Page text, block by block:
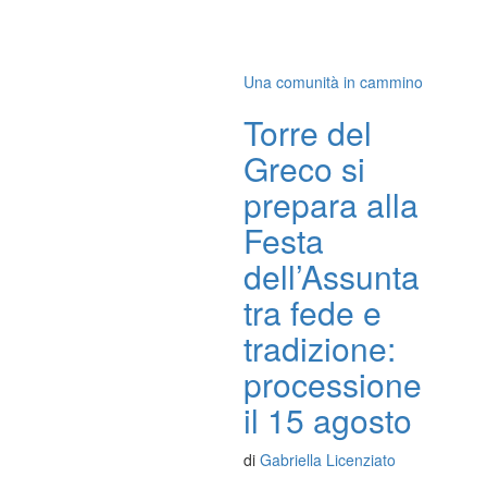
Una comunità in cammino
Torre del
Greco si
prepara alla
Festa
dell’Assunta
tra fede e
tradizione:
processione
il 15 agosto
di Gabriella Licenziato